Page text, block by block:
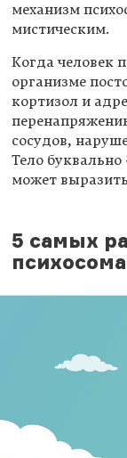
механизм
мистическим.
Когда человек
организме
кортизол и
сосудов,
Тело буквально
может
5 самых